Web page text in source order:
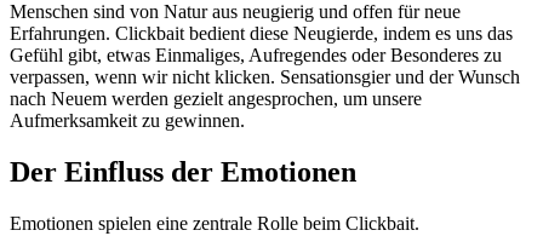
Menschen sind von Natur aus neugierig und offen für neue
Erfahrungen. Clickbait bedient diese Neugierde, indem es uns das
Gefühl gibt, etwas Einmaliges, Aufregendes oder Besonderes zu
verpassen, wenn wir nicht klicken. Sensationsgier und der Wunsch
nach Neuem werden gezielt angesprochen, um unsere
Aufmerksamkeit zu gewinnen.
Der Einfluss der Emotionen
Emotionen spielen eine zentrale Rolle beim Clickbait.